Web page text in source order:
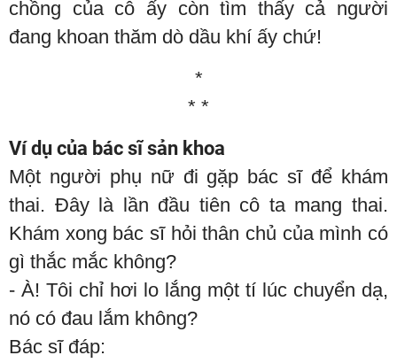
chồng của cô ấy còn tìm thấy cả người
đang khoan thăm dò dầu khí ấy chứ!
*
* *
Ví dụ của bác sĩ sản khoa
Một người phụ nữ đi gặp bác sĩ để khám
thai. Đây là lần đầu tiên cô ta mang thai.
Khám xong bác sĩ hỏi thân chủ của mình có
gì thắc mắc không?
- À! Tôi chỉ hơi lo lắng một tí lúc chuyển dạ,
nó có đau lắm không?
Bác sĩ đáp: